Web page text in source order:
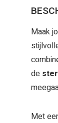
Maak
de
Met